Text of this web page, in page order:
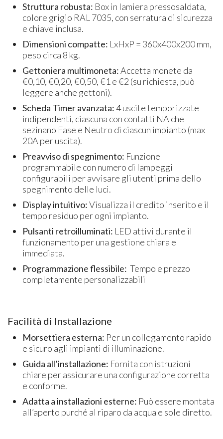
Struttura robusta: Box in lamiera pressosaldata,
colore grigio RAL 7035, con serratura di sicurezza
e chiave inclusa.
Dimensioni compatte: LxHxP = 360x400x200 mm,
peso circa 8 kg.
Gettoniera multimoneta:Accetta monete da
€0,10, €0,20, €0,50, €1 e €2 (su richiesta, può
leggere anche gettoni).
Scheda Timer avanzata:4 uscite temporizzate
indipendenti, ciascuna con contatti NA che
sezinano Fase e Neutro di ciascun impianto (max
20A per uscita).
Preavviso di spegnimento: Funzione
programmabile con numero di lampeggi
configurabili per avvisare gli utenti prima dello
spegnimento delle luci.
Display intuitivo:Visualizza il credito inserito e il
tempo residuo per ogni impianto.
Pulsanti retroilluminati: LED attivi durante il
funzionamento per una gestione chiara e
immediata.
Programmazione flessibile: Tempo e prezzo
completamente personalizzabili
Facilità di Installazione
Morsettiera esterna: Per un collegamento rapido
e sicuro agli impianti di illuminazione.
Guida all’installazione: Fornita con istruzioni
chiare per assicurare una configurazione corretta
e conforme.
Adatta a installazioni esterne: Può essere montata
all’aperto purché al riparo da acqua e sole diretto.